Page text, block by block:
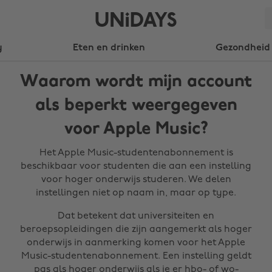
Eten en drinken
Waarom wordt mijn account
als beperkt weergegeven
voor Apple Music?
Het Apple Music-studentenabonnement is
beschikbaar voor studenten die aan een instelling
voor hoger onderwijs studeren. We delen
instellingen niet op naam in, maar op type.
Dat betekent dat universiteiten en
beroepsopleidingen die zijn aangemerkt als hoger
onderwijs in aanmerking komen voor het Apple
Music-studentenabonnement. Een instelling geldt
pas als hoger onderwijs als je er hbo- of wo-